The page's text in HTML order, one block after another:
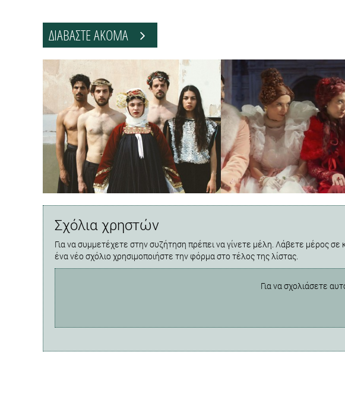
ΔΙΑΒΑΣΤΕ ΑΚΟΜΑ
Σχόλια χρηστών
Για να συμμετέχετε στην συζήτηση πρέπει να γίνετε μέλη. Λάβετε μέρος
ένα νέο σχόλιο χρησιμοποιήστε την φόρμα στο τέλος της λίστας.
Για να σχολιάσετε